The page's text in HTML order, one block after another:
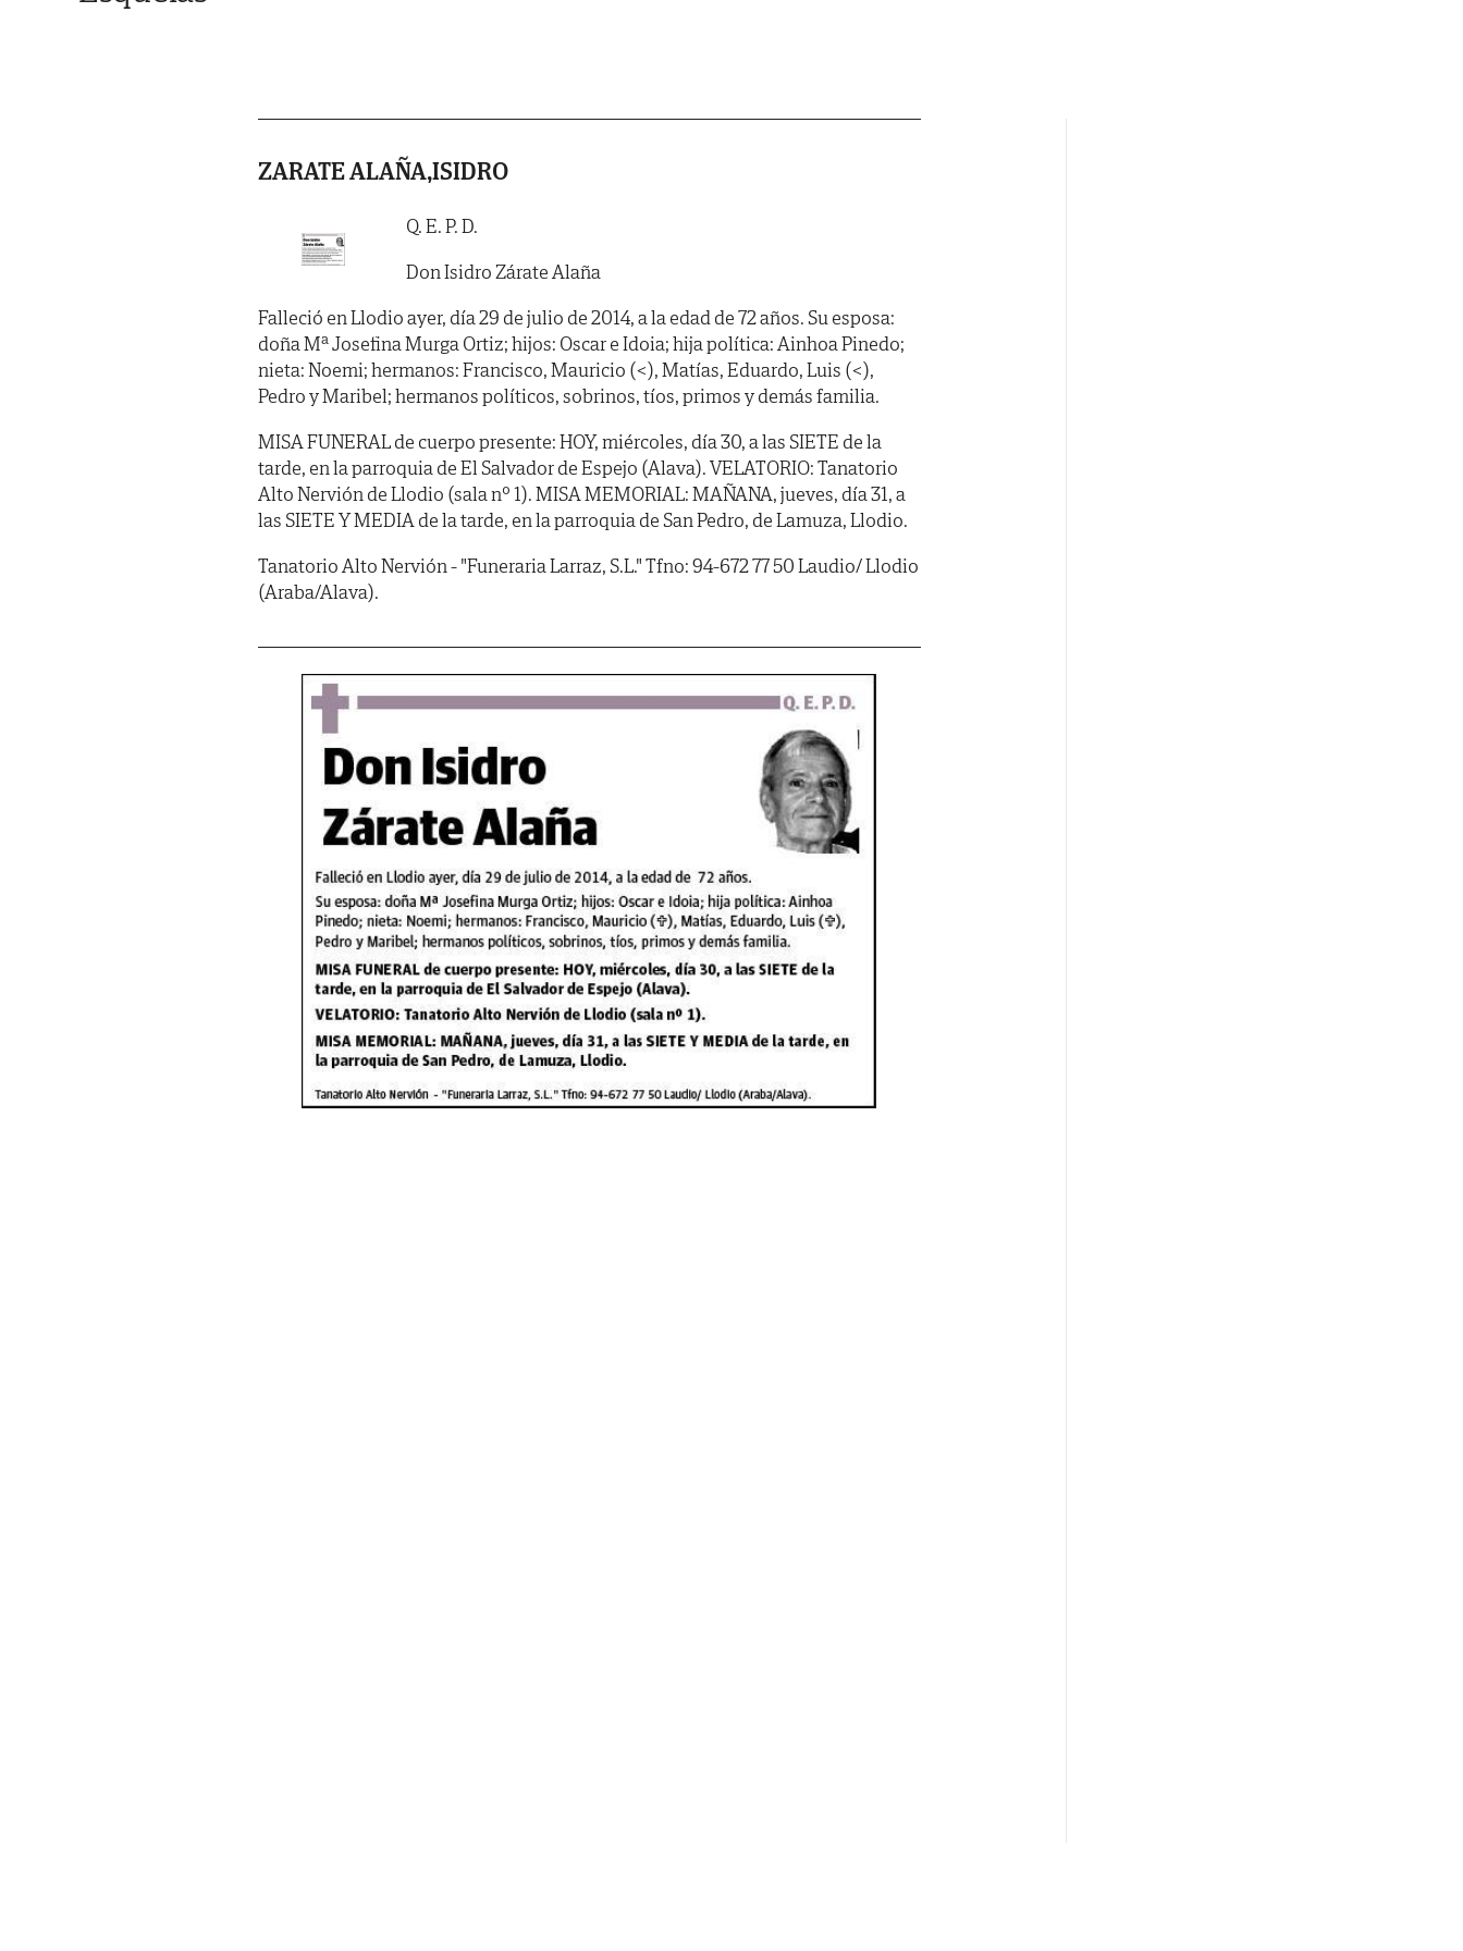
ZARATE ALAÑA,ISIDRO
Q. E. P. D.
Don Isidro Zárate Alaña
Falleció en Llodio ayer, día 29 de julio de 2014, a la edad de 72 años. Su esposa:
doña Mª Josefina Murga Ortiz; hijos: Oscar e Idoia; hija política: Ainhoa Pinedo;
nieta: Noemi; hermanos: Francisco, Mauricio (<), Matías, Eduardo, Luis (<),
Pedro y Maribel; hermanos políticos, sobrinos, tíos, primos y demás familia.
MISA FUNERAL de cuerpo presente: HOY, miércoles, día 30, a las SIETE de la
tarde, en la parroquia de El Salvador de Espejo (Alava). VELATORIO: Tanatorio
Alto Nervión de Llodio (sala nº 1). MISA MEMORIAL: MAÑANA, jueves, día 31, a
las SIETE Y MEDIA de la tarde, en la parroquia de San Pedro, de Lamuza, Llodio.
Tanatorio Alto Nervión - "Funeraria Larraz, S.L." Tfno: 94-672 77 50 Laudio/ Llodio
(Araba/Alava).